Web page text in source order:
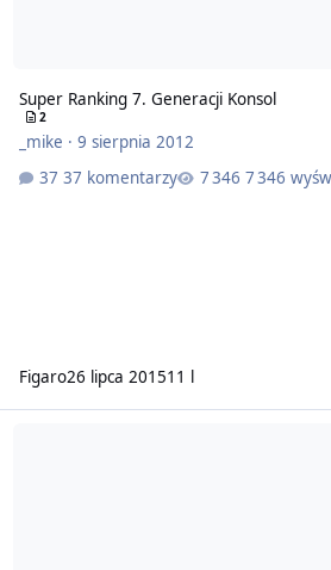
Super Ranking 7. Generacji Konsol
2
_mike ·9 sierpnia 2012
37 komentarzy
7 346
Figaro26 lipca 201511 l